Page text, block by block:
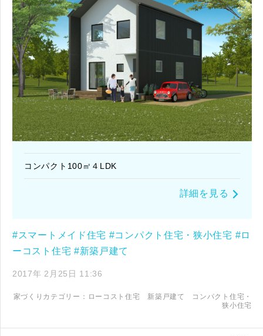
コンパクト100㎡４LDK
詳細を見る
#スマートメイド住宅 #コンパクト住宅・狭小住宅 #ロ
ーコスト住宅 #新築戸建て
2017年 2月25日 11:36
家づくりカテゴリー： ローコスト住宅 新築戸建て
コンパクト住宅・
狭小住宅